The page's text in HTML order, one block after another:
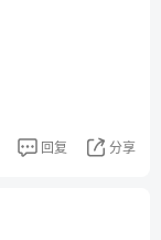
回复 分享